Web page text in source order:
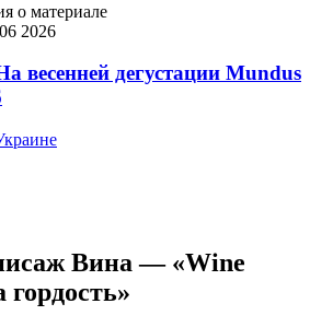
о материале
2026
весенней дегустации Mundus
Вина — «Wine